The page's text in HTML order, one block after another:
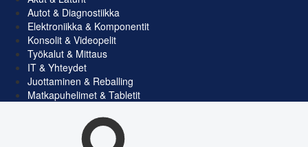
Autot & Diagnostiikka
Elektroniikka & Komponentit
Konsolit & Videopelit
Työkalut & Mittaus
IT & Yhteydet
Juottaminen & Reballing
Matkapuhelimet & Tabletit